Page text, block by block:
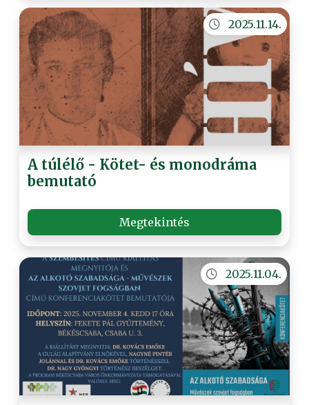
2025.11.14.
A túlélő - Kötet- és monodráma
bemutató
Megtekintés
2025.11.04.